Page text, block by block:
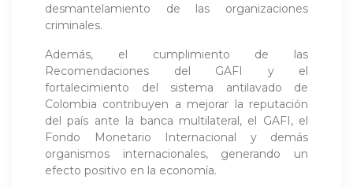
desmantelamiento de las organizaciones
criminales.
Además, el cumplimiento de las
Recomendaciones del GAFI y el
fortalecimiento del sistema antilavado de
Colombia contribuyen a mejorar la reputación
del país ante la banca multilateral, el GAFI, el
Fondo Monetario Internacional y demás
organismos internacionales, generando un
efecto positivo en la economía.